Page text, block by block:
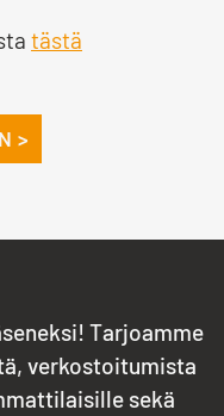
tästä
>
Tarjoamme
verkostoitumista
sekä